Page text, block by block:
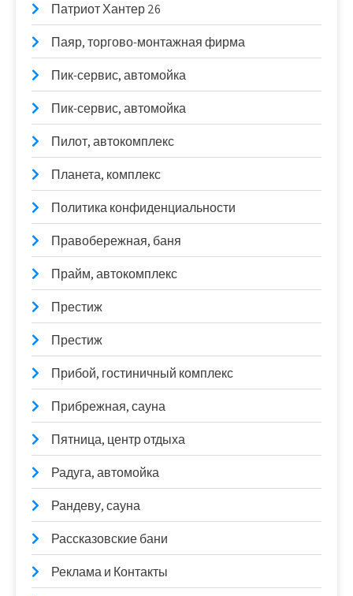
Патриот Хантер 26
Паяр, торгово-монтажная фирма
Пик-сервис, автомойка
Пик-сервис, автомойка
Пилот, автокомплекс
Планета, комплекс
Политика конфиденциальности
Правобережная, баня
Прайм, автокомплекс
Престиж
Престиж
Прибой, гостиничный комплекс
Прибрежная, сауна
Пятница, центр отдыха
Радуга, автомойка
Рандеву, сауна
Рассказовские бани
Реклама и Контакты